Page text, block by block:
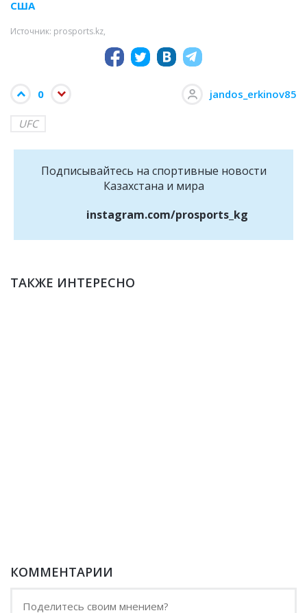
США
Источник: prosports.kz,
0 jandos_erkinov85
UFC
Подписывайтесь на cпортивные новости
Казахстана и мира
instagram.com/prosports_kg
ТАКЖЕ ИНТЕРЕСНО
КОММЕНТАРИИ